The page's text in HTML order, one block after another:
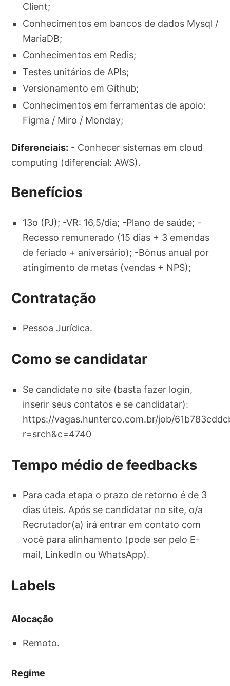
Client;
Conhecimentos em bancos de dados Mysql /
MariaDB;
Conhecimentos em Redis;
Testes unitários de APIs;
Versionamento em Github;
Conhecimentos em ferramentas de apoio:
Figma / Miro / Monday;
Diferenciais: - Conhecer sistemas em cloud
computing (diferencial: AWS).
Benefícios
13o (PJ); -VR: 16,5/dia; -Plano de saúde; -
Recesso remunerado (15 dias + 3 emendas
de feriado + aniversário); -Bônus anual por
atingimento de metas (vendas + NPS);
Contratação
Pessoa Jurídica.
Como se candidatar
Se candidate no site (basta fazer login,
inserir seus contatos e se candidatar):
https://vagas.hunterco.com.br/job/
r=srch&c=4740
Tempo médio de feedbacks
Para cada etapa o prazo de retorno é de 3
dias úteis. Após se candidatar no site, o/a
Recrutador(a) irá entrar em contato com
você para alinhamento (pode ser pelo E-
mail, LinkedIn ou WhatsApp).
Labels
Alocação
Remoto.
Regime